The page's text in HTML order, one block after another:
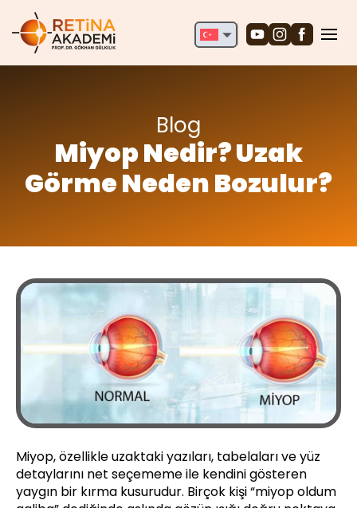
Blog
Miyop Nedir? Uzak
Görme Neden Bozulur?
Miyop, özellikle uzaktaki yazıları, tabelaları ve yüz
detaylarını net seçememe ile kendini gösteren
yaygın bir kırma kusurudur. Birçok kişi “miyop oldum